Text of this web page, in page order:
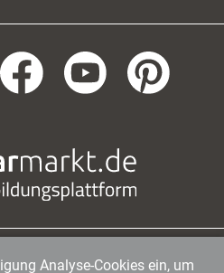
GmbH | Endenicher Str. 41 |
Analyse-Cookies ein, um